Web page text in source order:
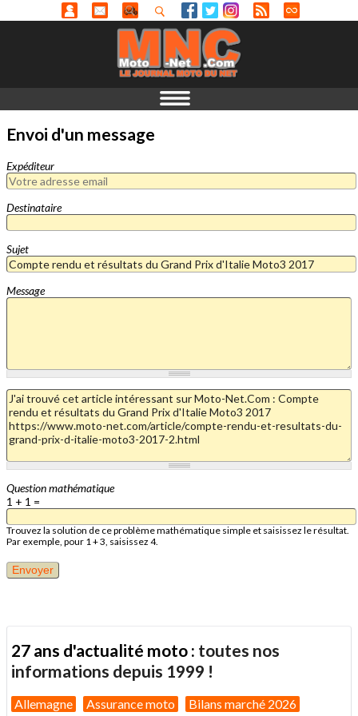
Envoi d'un message
Expéditeur
Destinataire
Sujet
Message
Question mathématique
1 + 1 =
Trouvez la solution de ce problème mathématique simple et saisissez le résultat.
Par exemple, pour 1 + 3, saisissez 4.
27 ans d'actualité moto : toutes nos
informations depuis 1999 !
Allemagne Assurance moto Bilans marché 2026